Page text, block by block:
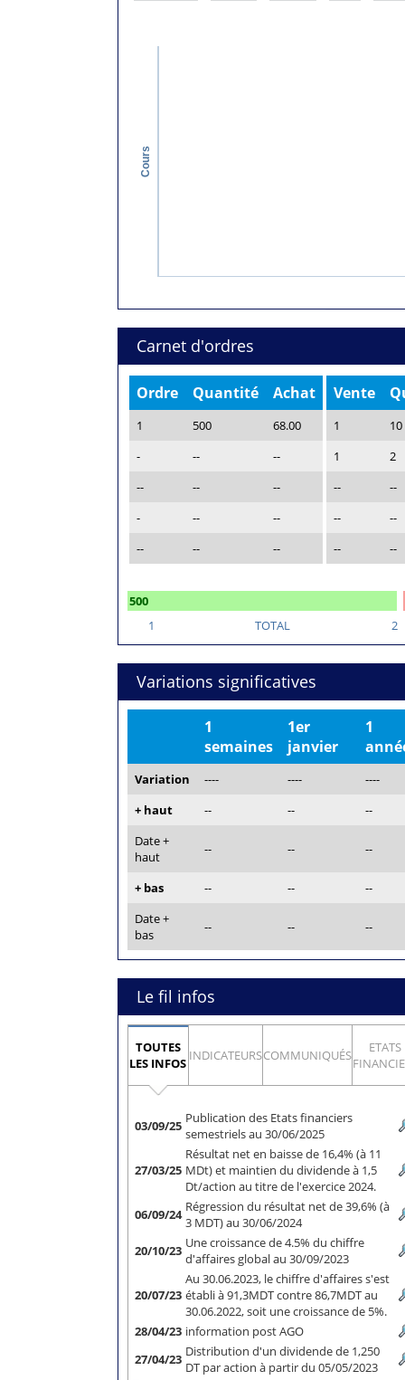
Cours
Carnet d'ordres
Ordre Quantité Achat
1 500
68.00
-
--
--
--
--
--
-
--
--
--
-- --
Vente
1
10
1
2
--
--
--
--
--
--
500
1
TOTAL 2
Variations significatives
1
semaines
1er
janvier
1
Variation ---- ----
----
+ haut
-- --
--
Date +
haut
-- -- --
+ bas -- --
--
Date +
bas
-- -- --
Le fil infos
TOUTES
LES INFOS INDICATEURSCOMMUNIQUÉS
ETATS
03/09/25 Publication des Etats financiers
semestriels au 30/06/2025
27/03/25
Résultat net en baisse de 16,4% (à 11
MDt) et maintien du dividende à 1,5
Dt/action au titre de l'exercice 2024.
06/09/24 Régression du résultat net de 39,6% (à
3 MDT) au 30/06/2024
20/10/23 Une croissance de 4.5% du chiffre
d'affaires global au 30/09/2023
20/07/23
Au 30.06.2023, le chiffre d'affaires s'est
établi à 91,3MDT contre 86,7MDT au
30.06.2022, soit une croissance de 5%.
28/04/23 information post AGO
27/04/23 Distribution d'un dividende de 1,250
DT par action à partir du 05/05/2023